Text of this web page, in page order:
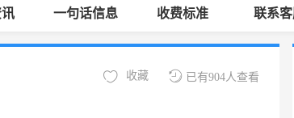
一句话信息 收费标准 联系
已有904人查看
收藏